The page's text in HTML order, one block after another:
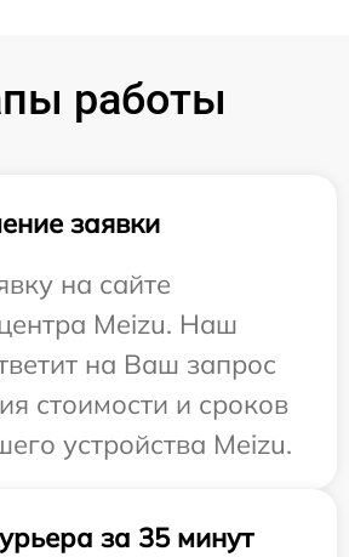
работы
заявки
на сайте
Meizu. Наш
на Ваш запрос
стоимости и сроков
устройства Meizu.
за 35 минут